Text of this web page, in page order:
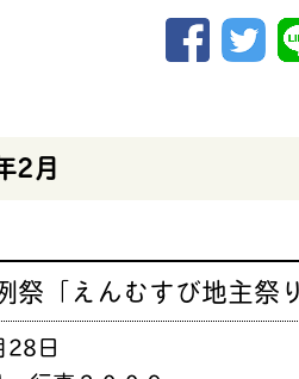
2月
祭「えんむすび地主祭
日